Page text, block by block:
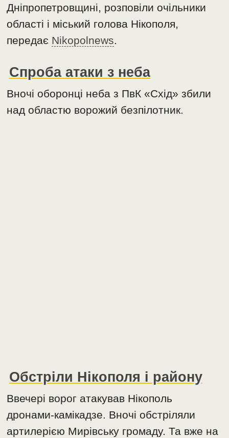
Дніпропетровщині, розповіли очільники
області і міський голова Нікополя,
передає Nikopolnews.
Спроба атаки з неба
Вночі оборонці неба з ПвК «Схід» збили
над областю ворожий безпілотник.
Обстріли Нікополя і району
Ввечері ворог атакував Нікополь
дронами-камікадзе. Вночі обстріляли
артилерією Мирівську громаду. Та вже на